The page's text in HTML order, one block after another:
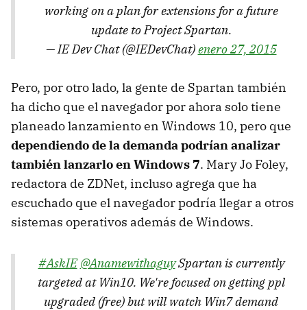
working on a plan for extensions for a future
update to Project Spartan.
— IE Dev Chat (@IEDevChat)enero 27, 2015
Pero, por otro lado, la gente de Spartan también
ha dicho que el navegador por ahora solo tiene
planeado lanzamiento en Windows 10, pero que
dependiendo de la demanda podrían analizar
también lanzarlo en Windows 7. Mary Jo Foley,
redactora de ZDNet, incluso agrega que ha
escuchado que el navegador podría llegar a otros
sistemas operativos además de Windows.
#AskIE @AnamewithaguySpartan is currently
targeted at Win10. We're focused on getting ppl
upgraded (free) but will watch Win7 demand